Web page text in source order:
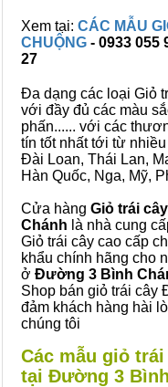
Xem tại: CÁC MẪU
CHUỘNG - 0933 055
27
Đa dạng các loại Giỏ
với đầy đủ các màu
phấn...... với các
tín tốt nhất tới từ
Đài Loan, Thái Lan,
Hàn Quốc, Nga, Mỹ,
Cửa hàng Giỏ trái
Chánh là nhà cung
Giỏ trái cây cao cấp
khẩu chính hãng cho
ở Đường 3 Bình
Shop bán giỏ trái cây
đảm khách hàng hài
chúng tôi
Các mẫu giỏ
tại Đường 3